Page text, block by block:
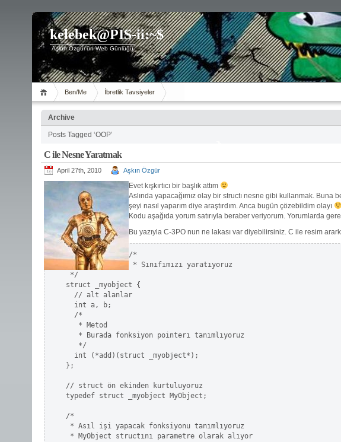
kelebek@PIS-ii:~$
Aşkın Özgür'ün Web Günlüğü
Ben/Me İbretlik Tavsiyeler
Archive
Posts Tagged ‘OOP’
C ile Nesne Yaratmak
April 27th, 2010 Aşkın Özgür
Evet kışkırtıcı bir başlık attım
Aslında yapacağımız olay bir structı nesne gibi kullanmak.
şeyi nasıl yaparım diye araştırdım. Anca bugün çözebildim olayı
Kodu aşağıda yorum satırıyla beraber veriyorum. Yorumlarda
Bu yazıyla C-3PO nun ne lakası var diyebilirsiniz. C ile resim
*
*/
struct _myobject {
//
  int a, b;
*
* Burada
   */
  int (*add)(struct _myobject*);
};
// struct ön
typedef struct _myobject MyObject;
* Asıl işi
* MyObject